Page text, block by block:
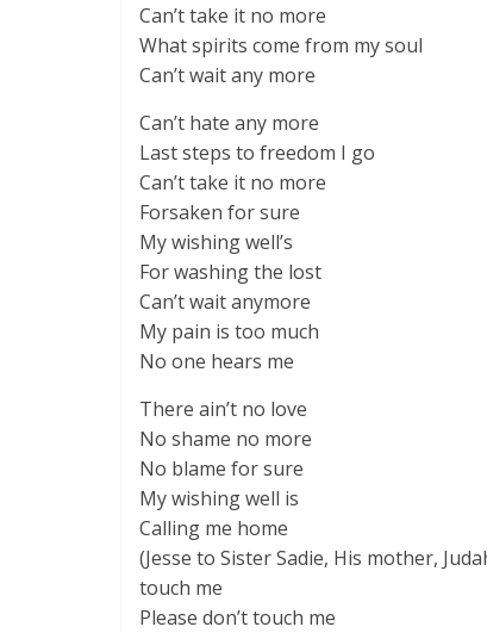
Can’t take it no more
What spirits come from my soul
Can’t wait any more
Can’t hate any more
Last steps to freedom I go
Can’t take it no more
Forsaken for sure
My wishing well’s
For washing the lost
Can’t wait anymore
My pain is too much
No one hears me
There ain’t no love
No shame no more
No blame for sure
My wishing well is
Calling me home
(Jesse to Sister Sadie, His mother,
touch me
Please don’t touch me